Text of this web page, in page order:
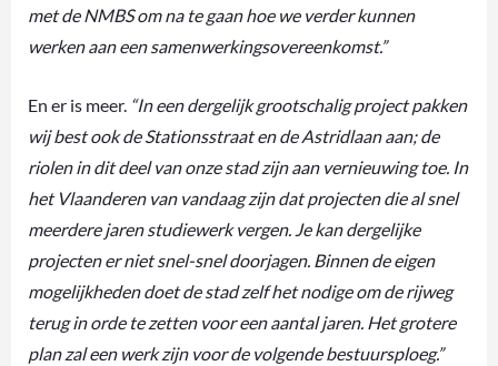
met de NMBS om na te gaan hoe we verder kunnen
werken aan een samenwerkingsovereenkomst.”
En er is meer. “In een dergelijk grootschalig project pakken
wij best ook de Stationsstraat en de Astridlaan aan; de
riolen in dit deel van onze stad zijn aan vernieuwing toe. In
het Vlaanderen van vandaag zijn dat projecten die al snel
meerdere jaren studiewerk vergen. Je kan dergelijke
projecten er niet snel-snel doorjagen. Binnen de eigen
mogelijkheden doet de stad zelf het nodige om de rijweg
terug in orde te zetten voor een aantal jaren. Het grotere
plan zal een werk zijn voor de volgende bestuursploeg.”